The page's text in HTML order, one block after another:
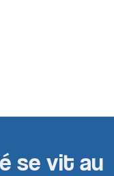
se vit au